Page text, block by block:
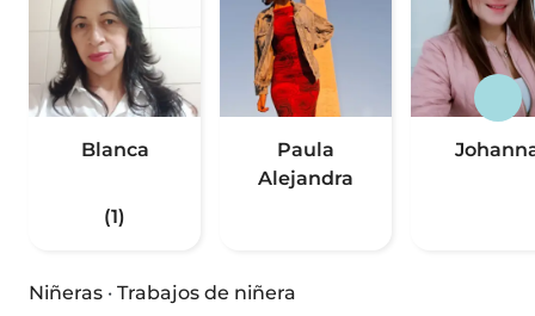
Blanca
(1)
Paula
Alejandra
Niñeras · Trabajos de niñera